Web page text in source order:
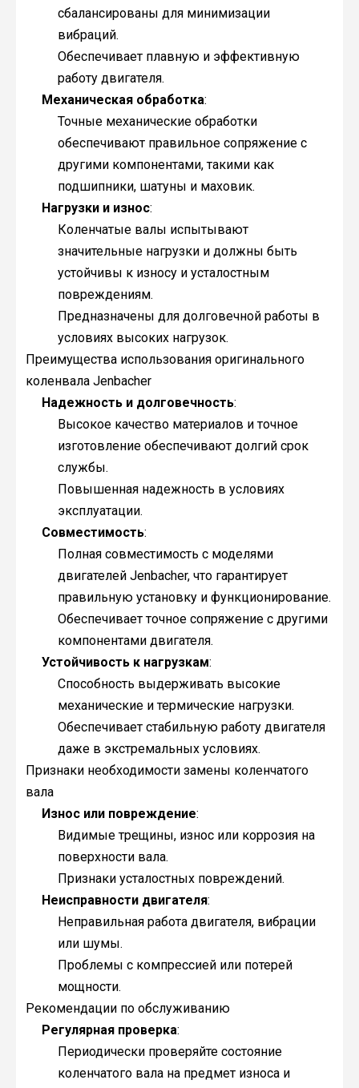
сбалансированы для минимизации
вибраций.
Обеспечивает плавную и эффективную
работу двигателя.
Механическая обработка:
Точные механические обработки
обеспечивают правильное сопряжение с
другими компонентами, такими как
подшипники, шатуны и маховик.
Нагрузки и износ:
Коленчатые валы испытывают
значительные нагрузки и должны быть
устойчивы к износу и усталостным
повреждениям.
Предназначены для долговечной работы в
условиях высоких нагрузок.
Преимущества использования оригинального
коленвала Jenbacher
Надежность и долговечность:
Высокое качество материалов и точное
изготовление обеспечивают долгий срок
службы.
Повышенная надежность в условиях
эксплуатации.
Совместимость:
Полная совместимость с моделями
двигателей Jenbacher, что гарантирует
правильную установку и функционирование.
Обеспечивает точное сопряжение с другими
компонентами двигателя.
Устойчивость к нагрузкам:
Способность выдерживать высокие
механические и термические нагрузки.
Обеспечивает стабильную работу двигателя
даже в экстремальных условиях.
Признаки необходимости замены коленчатого
вала
Износ или повреждение:
Видимые трещины, износ или коррозия на
поверхности вала.
Признаки усталостных повреждений.
Неисправности двигателя:
Неправильная работа двигателя, вибрации
или шумы.
Проблемы с компрессией или потерей
мощности.
Рекомендации по обслуживанию
Регулярная проверка:
Периодически проверяйте состояние
коленчатого вала на предмет износа и